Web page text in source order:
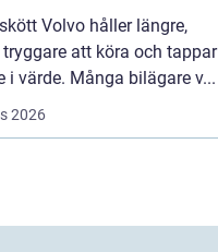
Volvo håller längre,
att köra och tappar
i värde. Många bilägare v...
2026